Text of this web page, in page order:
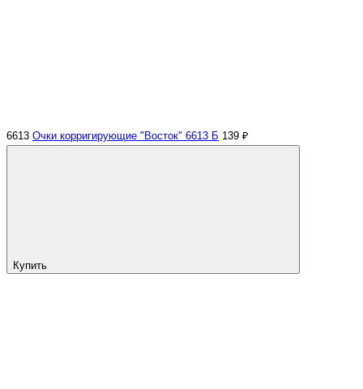
6613 Очки корригирующие "Восток" 6613 Б 139 ₽
Купить